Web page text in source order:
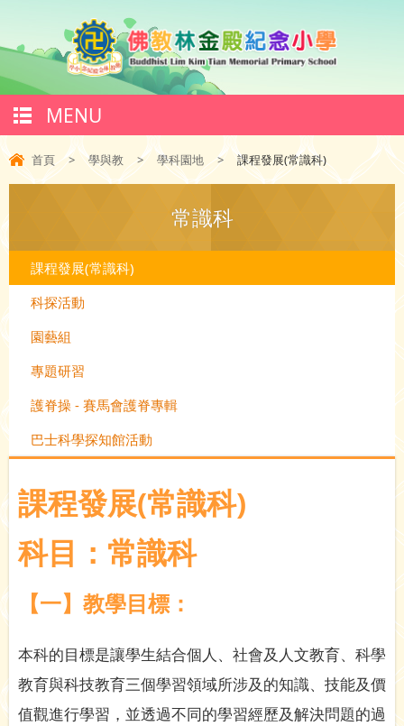
MENU
首頁 > 學與教 > 學科園地 > 課程發展(常識科)
常識科
課程發展(常識科)
科探活動
園藝組
專題研習
護脊操 - 賽馬會護脊專輯
巴士科學探知館活動
課程發展(常識科)
科目：常識科
【一】教學目標：
本科的目標是讓學生結合個人、社會及人文教育、科學
教育與科技教育三個學習領域所涉及的知識、技能及價
值觀進行學習，並透過不同的學習經歷及解決問題的過